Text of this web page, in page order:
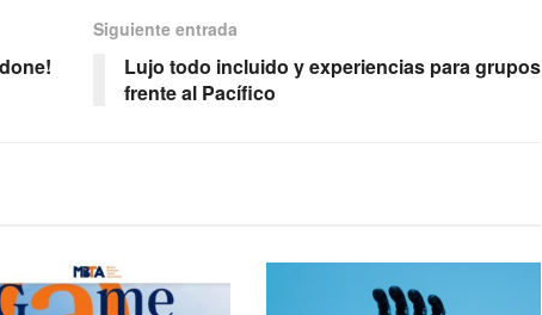
Siguiente entrada
Lujo todo incluido y experiencias para grupos
frente al Pacífico